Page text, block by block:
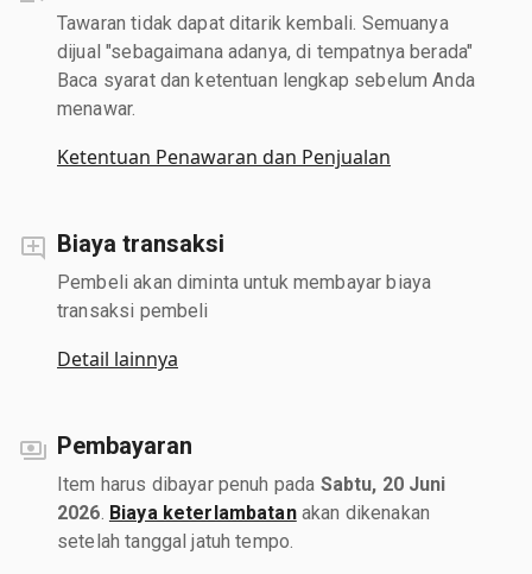
Tawaran tidak dapat ditarik kembali. Semuanya
dijual "sebagaimana adanya, di tempatnya berada"
Baca syarat dan ketentuan lengkap sebelum Anda
menawar.
Ketentuan Penawaran dan Penjualan
Biaya transaksi
Pembeli akan diminta untuk membayar biaya
transaksi pembeli
Detail lainnya
Pembayaran
Item harus dibayar penuh pada Sabtu, 20 Juni
2026 Biaya keterlambatanakan dikenakan
setelah tanggal jatuh tempo.